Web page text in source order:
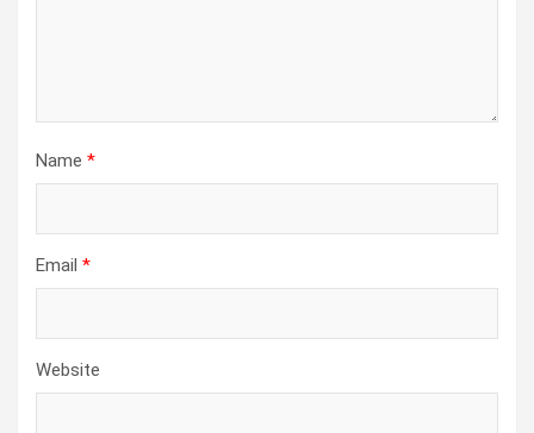
Name *
Email *
Website